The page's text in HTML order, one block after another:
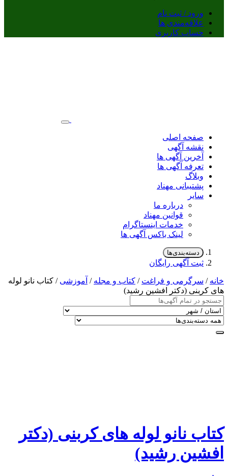
ورود / ثبت نام
علاقه‌مندی ها
حساب کاربری
صفحه اصلی
نقشه آگهی
آخرین آگهی ها
تعرفه آگهی ها
وبلاگ
پشتیبانی مهناد
سایر
درباره ما
قوانین مهناد
خدمات اینستاگرام
لینک باکس آگهی ها
دسته‌بندی‌ها
ثبت آگهی رایگان
خانه/ سرگرمی و فراغت/ کتاب و مجله/ آموزشی / کتاب نانو لوله
های کربنی (دکتر افشین رشید)
کتاب نانو لوله های کربنی (دکتر
افشین رشید)